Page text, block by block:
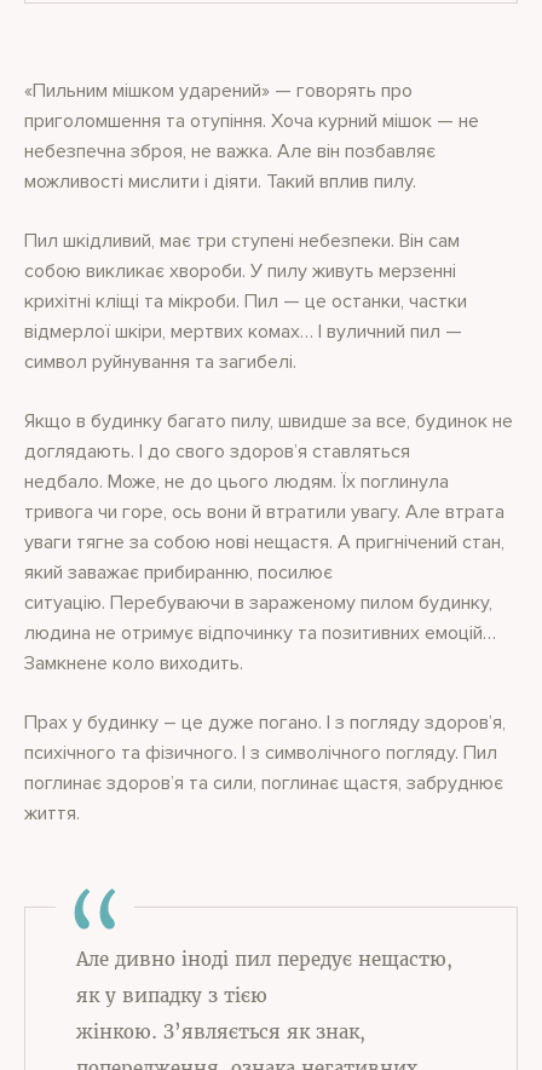
«Пильним мішком ударений» — говорять про
приголомшення та отупіння. Хоча курний мішок — не
небезпечна зброя, не важка. Але він позбавляє
можливості мислити і діяти. Такий вплив пилу.
Пил шкідливий, має три ступені небезпеки. Він сам
собою викликає хвороби. У пилу живуть мерзенні
крихітні кліщі та мікроби. Пил — це останки, частки
відмерлої шкіри, мертвих комах… І вуличний пил —
символ руйнування та загибелі.
Якщо в будинку багато пилу, швидше за все, будинок не
доглядають. І до свого здоров’я ставляться
недбало. Може, не до цього людям. Їх поглинула
тривога чи горе, ось вони й втратили увагу. Але втрата
уваги тягне за собою нові нещастя. А пригнічений стан,
який заважає прибиранню, посилює
ситуацію. Перебуваючи в зараженому пилом будинку,
людина не отримує відпочинку та позитивних емоцій…
Замкнене коло виходить.
Прах у будинку – це дуже погано. І з погляду здоров’я,
психічного та фізичного. І з символічного погляду. Пил
поглинає здоров’я та сили, поглинає щастя, забруднює
життя.
Але дивно іноді пил передує нещастю,
як у випадку з тією
жінкою. З’являється як знак,